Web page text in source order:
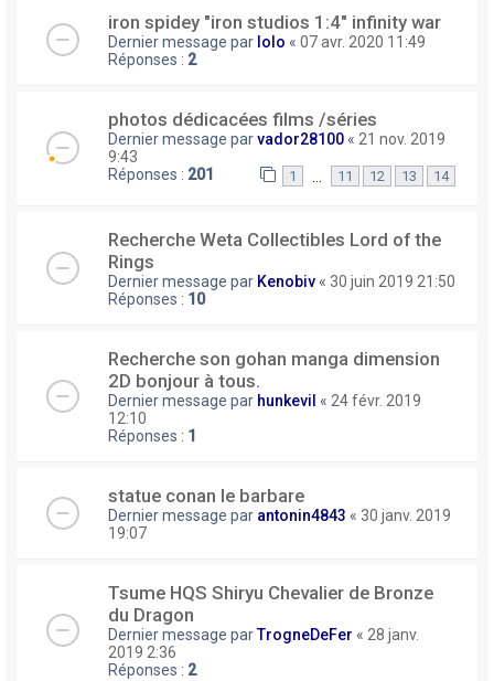
iron spidey "iron studios 1:4" infinity war
Dernier message par lolo « 07 avr. 2020 11:49
Réponses : 2
photos dédicacées films /séries
Dernier message parvador28100 « 21 nov. 2019
9:43
Réponses : 201 1 11 12 13 14
Recherche Weta Collectibles Lord of the
Rings
Dernier message par Kenobiv « 30 juin 2019 21:50
Réponses : 10
Recherche son gohan manga dimension
2D bonjour à tous.
Dernier message par hunkevil « 24 févr. 2019
12:10
Réponses : 1
statue conan le barbare
Dernier message par antonin4843 « 30 janv. 2019
19:07
Tsume HQS Shiryu Chevalier de Bronze
du Dragon
Dernier message parTrogneDeFer « 28 janv.
2019 2:36
Réponses : 2